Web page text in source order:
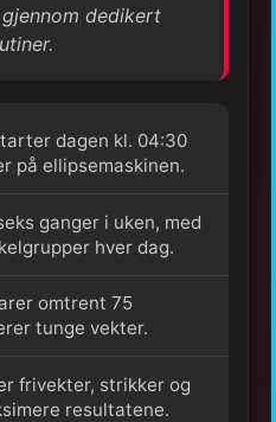
dedikert
dagen kl. 04:30
på ellipsemaskinen.
ganger i uken, med
hver dag.
omtrent 75
tunge vekter.
frivekter, strikker og
resultatene.